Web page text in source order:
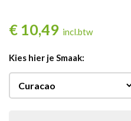
€ 10,49 incl.btw
Kies hier je Smaak: